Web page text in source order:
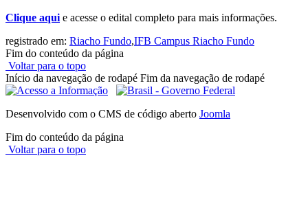
Clique aqui e acesse o edital completo para mais informações.
registrado em: Riacho Fundo,IFB Campus Riacho Fundo
Fim do conteúdo da página
Voltar para o topo
Início da navegação de rodapé Fim da navegação de rodapé
Desenvolvido com o CMS de código aberto Joomla
Fim do conteúdo da página
Voltar para o topo